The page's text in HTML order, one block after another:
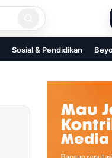
Sosial & Pendidikan